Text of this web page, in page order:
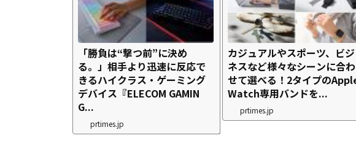
「勝負は“撃つ前”に決め
る。」相手より迅速に反応で
きるハイクラス・ゲーミング
デバイス『ELECOM GAMIN
G...
prtimes.jp
カジュアルやスポーツ、ビジ
ネスなど様々なシーンに合わ
せて選べる！2タイプの
Watch専用バンドを...
prtimes.jp